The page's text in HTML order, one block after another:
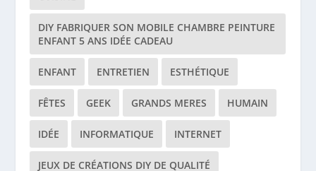
DIY FABRIQUER SON MOBILE CHAMBRE PEINTURE
ENFANT 5 ANS IDÉE CADEAU
ENFANT ENTRETIEN ESTHÉTIQUE
FÊTES GEEK GRANDS MERES HUMAIN
IDÉE INFORMATIQUE INTERNET
JEUX DE CRÉATIONS DIY DE QUALITÉ